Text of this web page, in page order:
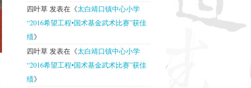
四叶草 发表在《太白靖口镇中心小学
“2016希望工程•国术基金武术比赛”获佳
绩》
四叶草 发表在《太白靖口镇中心小学
“2016希望工程•国术基金武术比赛”获佳
绩》